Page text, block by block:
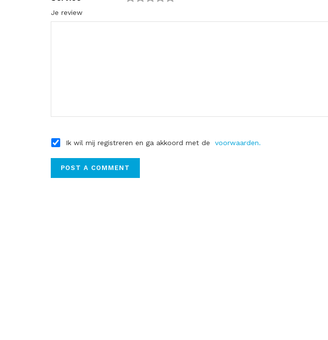
Je review
Ik wil mij registreren en ga akkoord met de voorwaarden.